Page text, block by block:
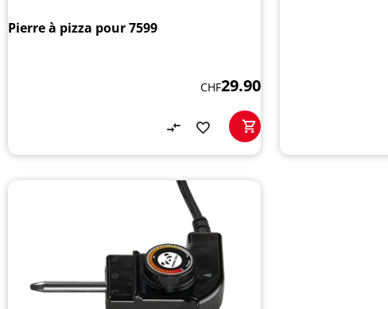
Pierre à pizza pour 7599
CHF29.90